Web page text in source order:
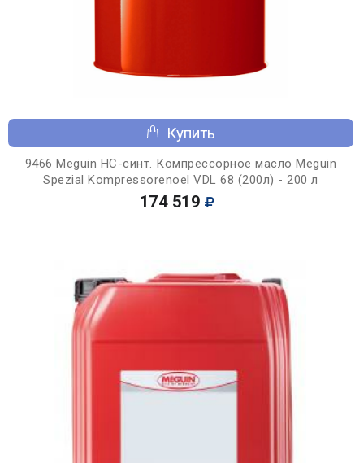
Купить
9466 Meguin НС-синт. Компрессорное масло Meguin
Spezial Kompressorenoel VDL 68 (200л) - 200 л
174 519